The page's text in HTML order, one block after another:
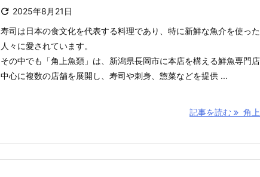
 2025年8月21日
寿司は日本の食文化を代表する料理であり、特に新鮮な魚介を使っ
人々に愛されています。
その中でも「角上魚類」は、新潟県長岡市に本店を構える鮮魚専門
中心に複数の店舗を展開し、寿司や刺身、惣菜などを提供 ...
記事を読む 角